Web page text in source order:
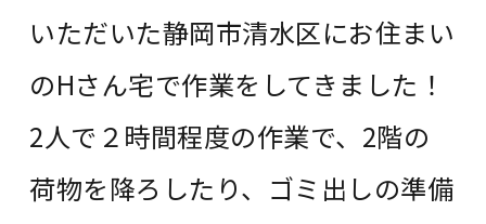
いただいた静岡市清水区にお住まい
のHさん宅で作業をしてきました！
2人で２時間程度の作業で、2階の
荷物を降ろしたり、ゴミ出しの準備